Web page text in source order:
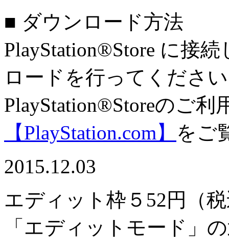
■ ダウンロード方法
PlayStation®Store に接
ロードを行ってくださ
PlayStation®Storeのご利
【PlayStation.com】 をご
2015.12.03
エディット枠５ 52円（
「エディットモード」